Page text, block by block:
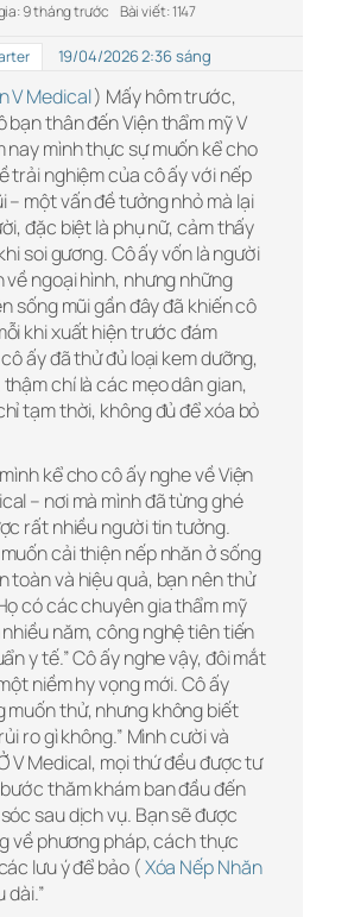
9 tháng trước Bài viết: 1147
19/04/2026 2:36 sáng
V Medical) Mấy hôm trước,
bạn thân đến Viện thẩm mỹ V
nay mình thực sự muốn kể cho
trải nghiệm của cô ấy với nếp
– một vấn đề tưởng nhỏ mà lại
đặc biệt là phụ nữ, cảm thấy
soi gương. Cô ấy vốn là người
ngoại hình, nhưng những
sống mũi gần đây đã khiến cô
khi xuất hiện trước đám
ấy đã thử đủ loại kem dưỡng,
chí là các mẹo dân gian,
tạm thời, không đủ để xóa bỏ
kể cho cô ấy nghe về Viện
– nơi mà mình đã từng ghé
rất nhiều người tin tưởng.
cải thiện nếp nhăn ở sống
toàn và hiệu quả, bạn nên thử
có các chuyên gia thẩm mỹ
năm, công nghệ tiên tiến
y tế.” Cô ấy nghe vậy, đôi mắt
niềm hy vọng mới. Cô ấy
muốn thử, nhưng không biết
ro gì không.” Mình cười và
V Medical, mọi thứ đều được tư
thăm khám ban đầu đến
sau dịch vụ. Bạn sẽ được
về phương pháp, cách thực
lưu ý để bảo (Xóa Nếp Nhăn
dài.”